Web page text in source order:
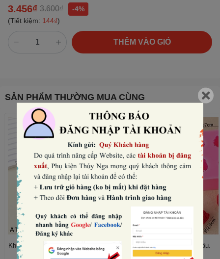
3.456₫ 3.600₫
-4%
(Tiết kiệm: 144₫)
THÊM VÀO GIỎ
SẢN PHẨM THƯỜNG MUA CÙNG
Khuôn silicon- 6 quả mâm xôi. Khuôn silicon- 4 quả dâu.